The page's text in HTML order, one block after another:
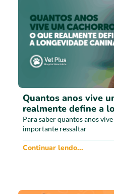
Quantos anos vive
realmente define a
Para saber quantos anos
importante ressaltar
Continuar lendo...